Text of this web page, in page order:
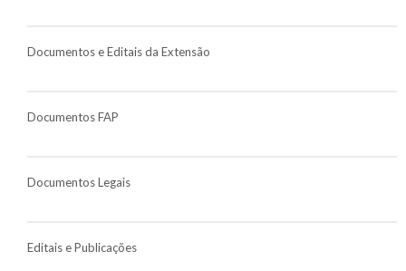
Documentos e Editais da Extensão
Documentos FAP
Documentos Legais
Editais e Publicações